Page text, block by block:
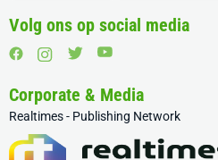
Volg ons op social media
Corporate & Media
Realtimes - Publishing Network